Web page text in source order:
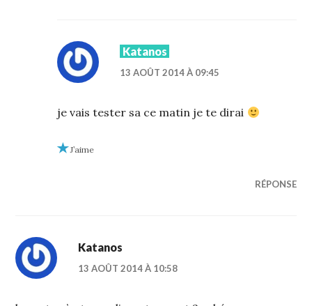
Katanos
13 AOÛT 2014 À 09:45
je vais tester sa ce matin je te dirai
J’aime
RÉPONSE
Katanos
13 AOÛT 2014 À 10:58